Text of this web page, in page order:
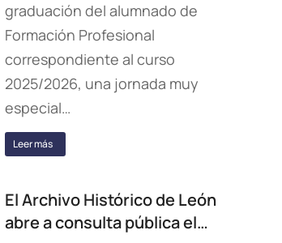
graduación del alumnado de
Formación Profesional
correspondiente al curso
2025/2026, una jornada muy
especial…
Leer más
El Archivo Histórico de León
abre a consulta pública el…